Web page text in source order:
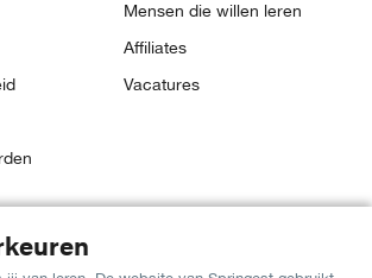
Mensen die willen leren
Affiliates
Vacatures